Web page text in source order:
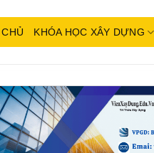
KHÓA HỌC XÂY DỰNG